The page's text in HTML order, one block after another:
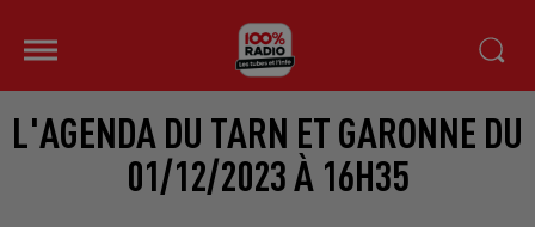
L'AGENDA DU TARN ET GARONNE DU
01/12/2023 À 16H35